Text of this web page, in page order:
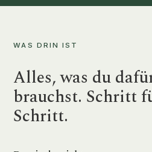
WAS DRIN IST
Alles, was du
brauchst. Schritt
Schritt.